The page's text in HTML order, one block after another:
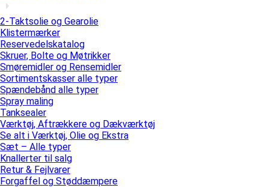
2-Taktsolie og Gearolie
Klistermærker
Reservedelskatalog
Skruer, Bolte og Møtrikker
Smøremidler og Rensemidler
Sortimentskasser alle typer
Spændebånd alle typer
Spray maling
Tanksealer
Værktøj, Aftrækkere og Dækværktøj
Se alt i Værktøj, Olie og Ekstra
Sæt – Alle typer
Knallerter til salg
Retur & Fejlvarer
Forgaffel og Støddæmpere